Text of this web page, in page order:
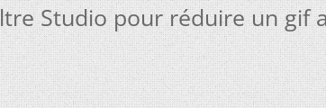
Studio pour réduire un gif